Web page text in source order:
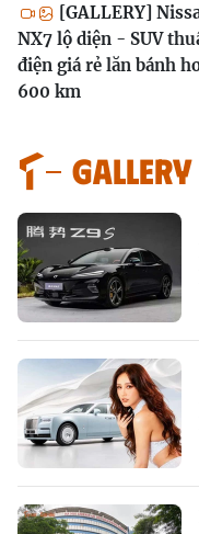
[GALLERY]
NX7 lộ diện - SUV
điện giá rẻ lăn bánh
600 km